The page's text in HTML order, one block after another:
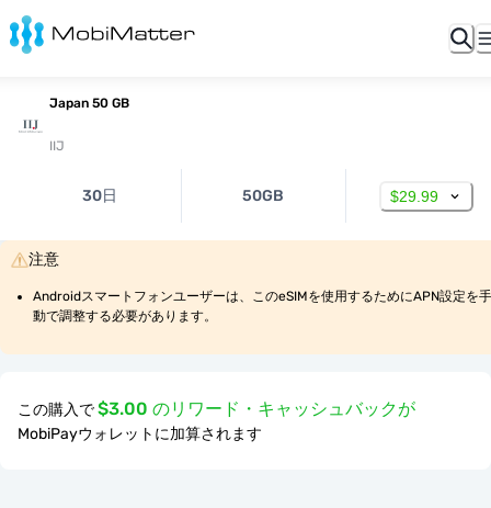
Japan 50 GB
IIJ
30日 50GB $29.99
注意
Androidスマートフォンユーザーは、このeSIMを使用するためにAPN設定を手
動で調整する必要があります。
この購入で$3.00 のリワード・キャッシュバックが
MobiPayウォレットに加算されます